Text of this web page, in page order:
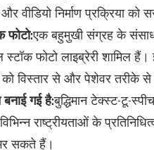
वीडियो निर्माण प्रक्रिया को
फोटो:एक बहुमुखी संग्रह के
फोटो लाइब्रेरी शामिल
को विस्तार से और पेशेवर
गई है:बुद्धिमान टेक्स्ट-टू-
राष्ट्रीयताओं के
सकते हैं।